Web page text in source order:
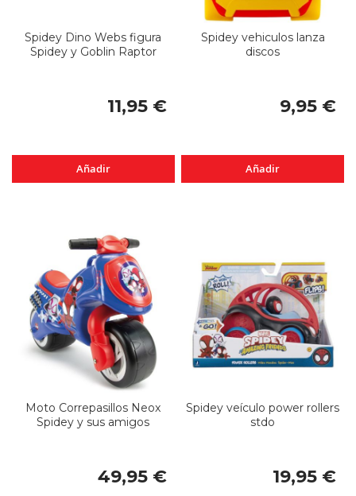
Spidey Dino Webs figura
Spidey y Goblin Raptor
11,95 €
Añadir
Spidey vehiculos lanza
discos
9,95 €
Añadir
Moto Correpasillos Neox
Spidey y sus amigos
49,95 €
Spidey veículo power rollers
stdo
19,95 €